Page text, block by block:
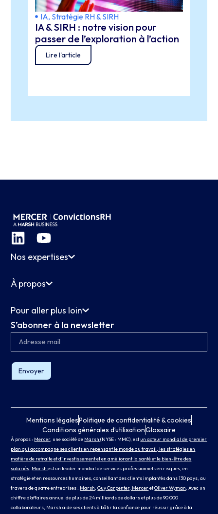
IA, Stratégie RH & SIRH
IA & SIRH : notre vision pour
passer de l’exploration à l’action
Lire l'article
Nos expertises
À propos
Pour aller plus loin
S’abonner à la newsletter
Envoyer
Mentions légalesPolitique de confidentialité & cookies
Conditions générales d’utilisationGlossaire
À propos : Mercer, une société de Marsh(NYSE : MMC), estun acteur mondial de premier
plan qui accompagne ses clients en repensant le monde du travail, les stratégies en
matière de retraite et d’investissement et en améliorant la santé et le bien-être des
salariés. Marshest un leader mondial de services professionnels en risques, en
stratégie et en ressources humaines, conseillant des clients implantés dans 130 pays, au
travers de quatre entreprises : Marsh,Guy Carpenter, MerceretOliver Wyman. Avec un
chiffre d’affaires annuel de plus de 24 milliards de dollars et plus de 90 000
collaborateurs, Marsh aide ses clients à bâtir la confiance pour réussir grâce à la